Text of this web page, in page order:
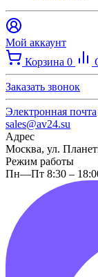
Мой аккаунт
Корзина 0
Заказать звонок
Электронная почта
sales@av24.su
Адрес
Москва, ул.
Режим работы
Пн—Пт 8:30 –